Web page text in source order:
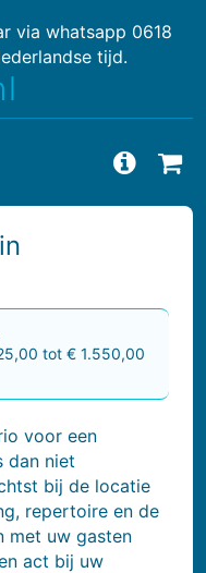
via whatsapp 0618
tijd.
tot € 1.550,00
voor een
dan niet
bij de locatie
repertoire en de
met uw gasten
act bij uw